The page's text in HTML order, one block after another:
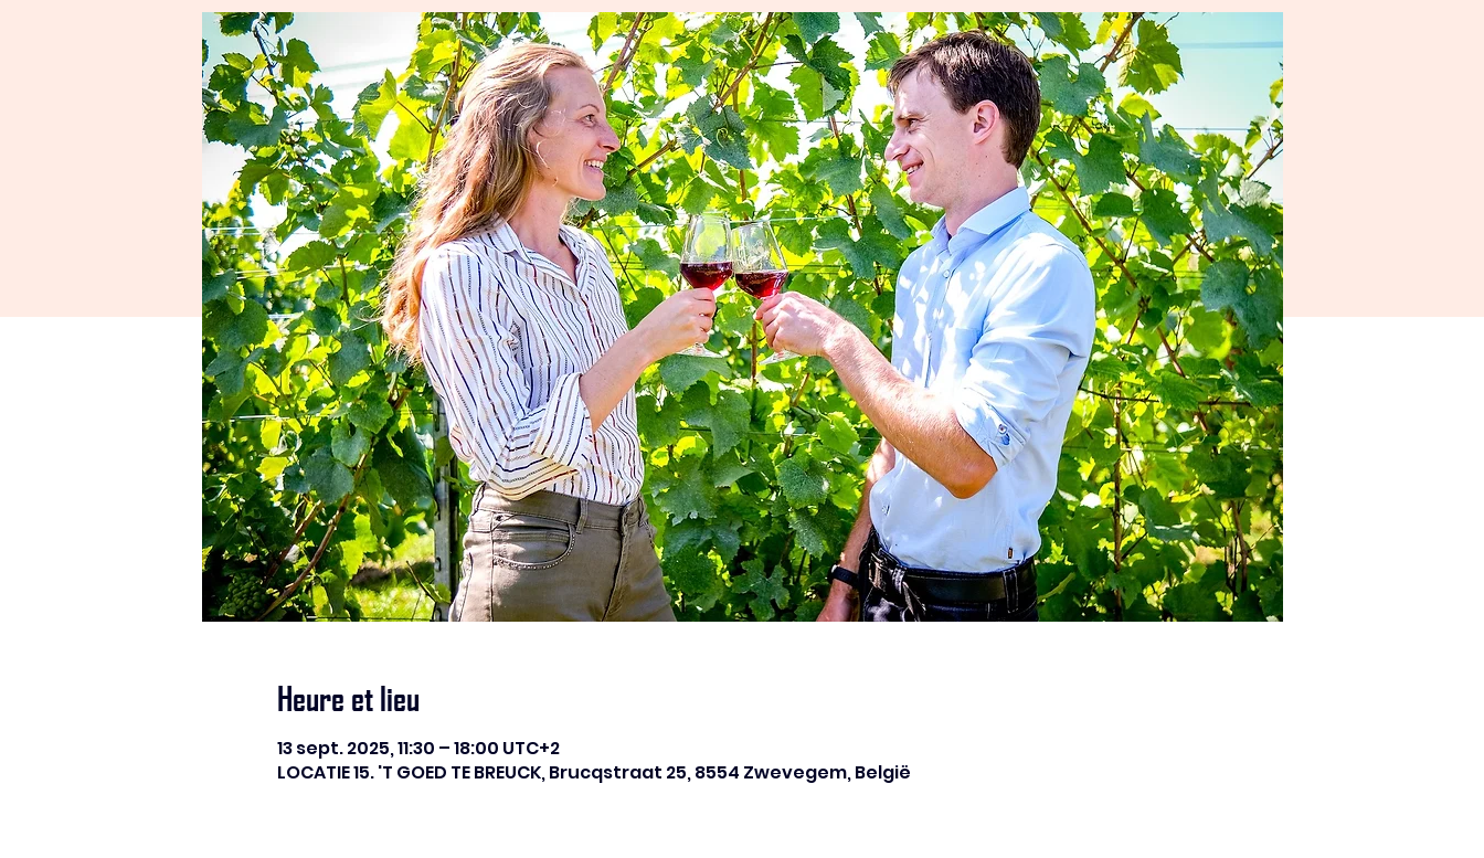
Heure et lieu
13 sept. 2025, 11:30 – 18:00 UTC+2
LOCATIE 15. 'T GOED TE BREUCK, Brucqstraat 25, 8554 Zwevegem, België